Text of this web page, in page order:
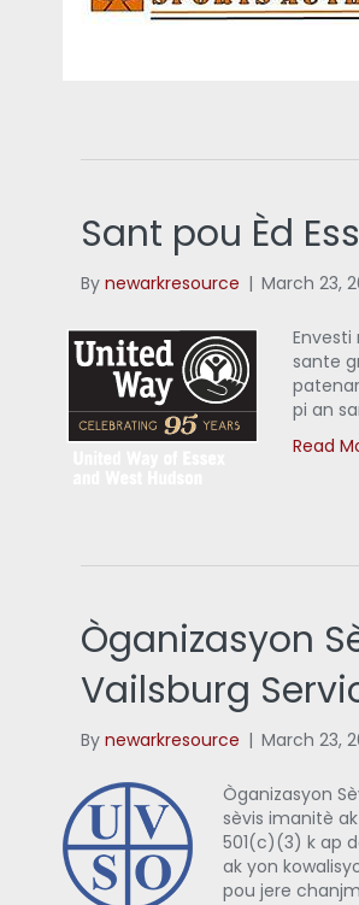
Sant pou Èd
Bynewarkresource | March 23,
sante
pi an
Read
Òganizasyon
Vailsburg
Bynewarkresource | March 23,
Òganizasyon
sèvis imanitè
501(c)(3) k ap
ak yon
pou jere